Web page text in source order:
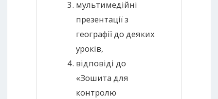
мультимедійні
презентації з
географії до деяких
уроків,
відповіді до
«Зошита для
контролю